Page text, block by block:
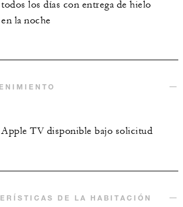
todos los días con entrega de hielo
en la noche
Apple TV disponible bajo solicitud
DE LA HABITACIÓN